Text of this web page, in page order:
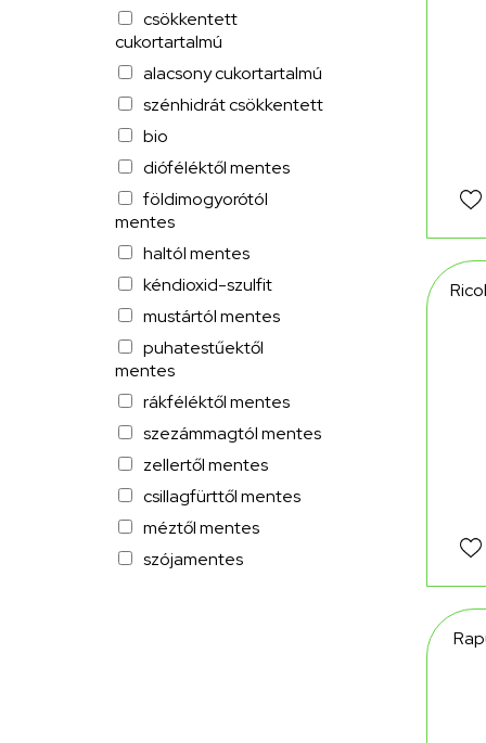
csökkentett
cukortartalmú
alacsony cukortartalmú
szénhidrát csökkentett
bio
dióféléktől mentes
földimogyorótól
mentes
haltól mentes
kéndioxid-szulfit
mustártól mentes
puhatestűektől
mentes
rákféléktől mentes
szezámmagtól mentes
zellertől mentes
csillagfürttől mentes
méztől mentes
szójamentes